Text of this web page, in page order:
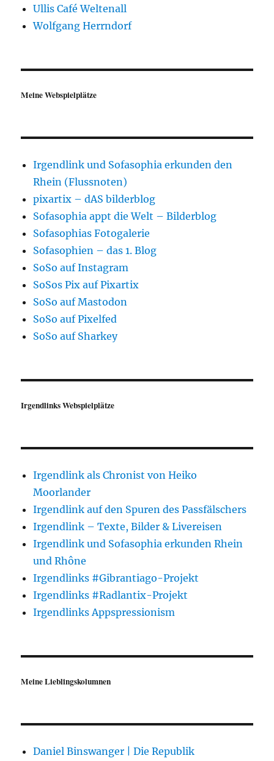
Ullis Café Weltenall
Wolfgang Herrndorf
Meine Webspielplätze
Irgendlink und Sofasophia erkunden den
Rhein (Flussnoten)
pixartix – dAS bilderblog
Sofasophia appt die Welt – Bilderblog
Sofasophias Fotogalerie
Sofasophien – das 1. Blog
SoSo auf Instagram
SoSos Pix auf Pixartix
SoSo auf Mastodon
SoSo auf Pixelfed
SoSo auf Sharkey
Irgendlinks Webspielplätze
Irgendlink als Chronist von Heiko
Moorlander
Irgendlink auf den Spuren des Passfälschers
Irgendlink – Texte, Bilder & Livereisen
Irgendlink und Sofasophia erkunden Rhein
und Rhône
Irgendlinks #Gibrantiago-Projekt
Irgendlinks #Radlantix-Projekt
Irgendlinks Appspressionism
Meine Lieblingskolumnen
Daniel Binswanger | Die Republik